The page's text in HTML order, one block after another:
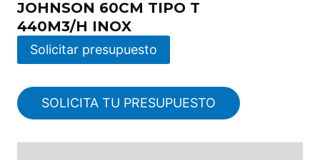
JOHNSON 60CM TIPO T
440M3/H INOX
Solicitar presupuesto
SOLICITA TU PRESUPUESTO